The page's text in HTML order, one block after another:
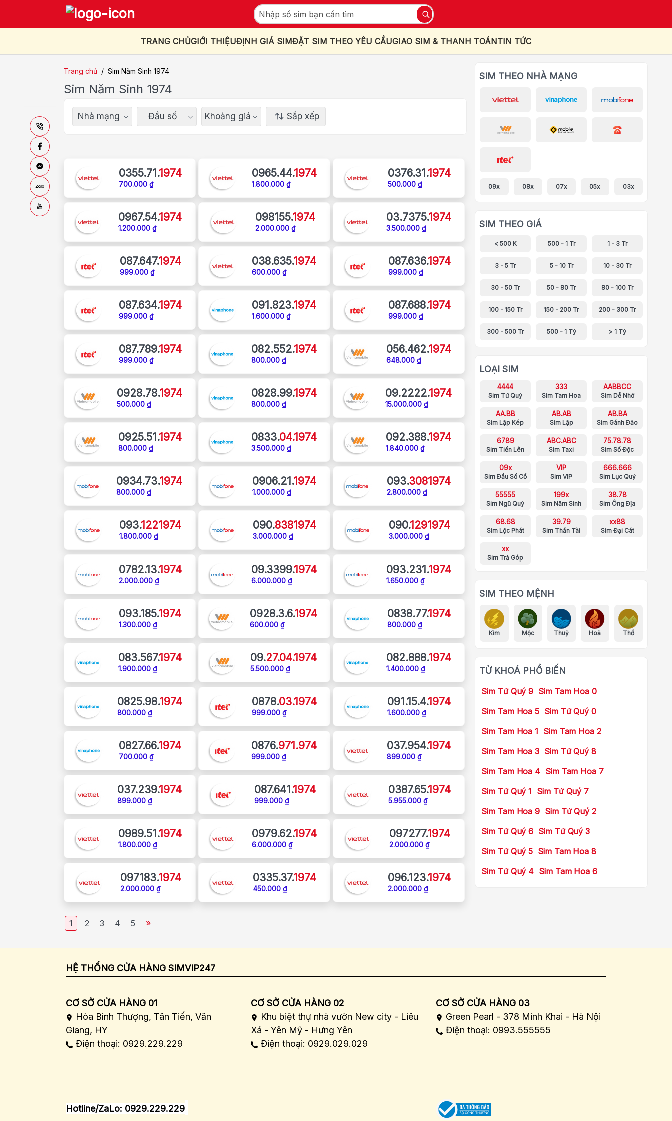
TRANG CHỦGIỚI THIỆUĐỊNH GIÁ SIMĐẶT SIM THEO YÊU CẦUGIAO SIM & THANH TOÁNTIN TỨC
Trang chủ / Sim Năm Sinh 1974
Sim Năm Sinh 1974
Nhà mạng Đầu số Khoảng giá Sắp xếp
0355.71.1974
700.000 ₫
0965.44.1974
1.800.000 ₫
0376.31.1974
500.000 ₫
0967.54.1974
1.200.000 ₫
098155.1974
2.000.000 ₫
03.7375.1974
3.500.000 ₫
087.647.1974
999.000 ₫
038.635.1974
600.000 ₫
087.636.1974
999.000 ₫
087.634.1974
999.000 ₫
091.823.1974
1.600.000 ₫
087.688.1974
999.000 ₫
087.789.1974
999.000 ₫
082.552.1974
800.000 ₫
056.462.1974
648.000 ₫
0928.78.1974
500.000 ₫
0828.99.1974
800.000 ₫
09.2222.1974
15.000.000 ₫
0925.51.1974
800.000 ₫
0833.04.1974
3.500.000 ₫
092.388.1974
1.840.000 ₫
0934.73.1974
800.000 ₫
0906.21.1974
1.000.000 ₫
093.3081974
2.800.000 ₫
093.1221974
1.800.000 ₫
090.8381974
3.000.000 ₫
090.1291974
3.000.000 ₫
0782.13.1974
2.000.000 ₫
09.3399.1974
6.000.000 ₫
093.231.1974
1.650.000 ₫
093.185.1974
1.300.000 ₫
0928.3.6.1974
600.000 ₫
0838.77.1974
800.000 ₫
083.567.1974
1.900.000 ₫
09.27.04.1974
5.500.000 ₫
082.888.1974
1.400.000 ₫
0825.98.1974
800.000 ₫
0878.03.1974
999.000 ₫
091.15.4.1974
1.600.000 ₫
0827.66.1974
700.000 ₫
0876.971.974
999.000 ₫
037.954.1974
899.000 ₫
037.239.1974
899.000 ₫
087.641.1974
999.000 ₫
0387.65.1974
5.955.000 ₫
0989.51.1974
1.800.000 ₫
0979.62.1974
6.000.000 ₫
097277.1974
2.000.000 ₫
097183.1974
2.000.000 ₫
0335.37.1974
450.000 ₫
096.123.1974
2.000.000 ₫
1 2 3 4 5 »
SIM THEO NHÀ MẠNG
09x 08x 07x 05x 03x
SIM THEO GIÁ
< 500 K 500 - 1 Tr 1 - 3 Tr
3 - 5 Tr 5 - 10 Tr 10 - 30 Tr
30 - 50 Tr 50 - 80 Tr 80 - 100 Tr
100 - 150 Tr 150 - 200 Tr 200 - 300 Tr
300 - 500 Tr 500 - 1 Tỷ > 1 Tỷ
LOẠI SIM
4444
Sim Tứ Quý
333
Sim Tam Hoa
AABBCC
Sim Dễ Nhớ
AA.BB
Sim Lặp Kép
AB.AB
Sim Lặp
AB.BA
Sim Gánh Đảo
6789
Sim Tiến Lên
ABC.ABC
Sim Taxi
75.78.78
Sim Số Độc
09x
Sim Đầu Số Cổ
VIP
Sim VIP
666.666
Sim Lục Quý
55555
Sim Ngũ Quý
199x
Sim Năm Sinh
38.78
Sim Ông Địa
68.68
Sim Lộc Phát
39.79
Sim Thần Tài
xx88
Sim Đại Cát
xx
Sim Trả Góp
SIM THEO MỆNH
Kim Mộc Thuỷ Hoả Thổ
TỪ KHOÁ PHỔ BIẾN
Sim Tứ Quý 9 Sim Tam Hoa 0
Sim Tam Hoa 5 Sim Tứ Quý 0
Sim Tam Hoa 1 Sim Tam Hoa 2
Sim Tam Hoa 3 Sim Tứ Quý 8
Sim Tam Hoa 4 Sim Tam Hoa 7
Sim Tứ Quý 1 Sim Tứ Quý 7
Sim Tam Hoa 9 Sim Tứ Quý 2
Sim Tứ Quý 6 Sim Tứ Quý 3
Sim Tứ Quý 5 Sim Tam Hoa 8
Sim Tứ Quý 4 Sim Tam Hoa 6
HỆ THỐNG CỬA HÀNG SIMVIP247
CƠ SỞ CỬA HÀNG 01
Hòa Bình Thượng, Tân Tiến, Văn
Giang, HY
Điện thoại: 0929.229.229
CƠ SỞ CỬA HÀNG 02
Khu biệt thự nhà vườn New city - Liêu
Xá - Yên Mỹ - Hưng Yên
Điện thoại: 0929.029.029
CƠ SỞ CỬA HÀNG 03
Green Pearl - 378 Minh Khai - Hà Nội
Điện thoại: 0993.555555
Hotline/ZaLo: 0929.229.229